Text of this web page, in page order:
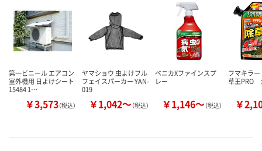
第一ビニール エアコン
室外機用 日よけシート
15484 1…
￥3,573（税込）
ヤマショウ 虫よけフル
フェイスパーカー YAN-
019
￥1,042～（税込）
ベニカXファインスプ
レー
￥1,146～（税込）
フマキラ
草王PRO
￥